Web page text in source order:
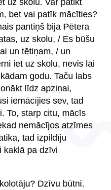
bet vai patīk mācīties?
pantiņš bija Pētera
uz skolu, / Es būšu
un tētiņam, / un
iet uz skolu, nevis lai
godu. Taču labs
līdz apziņai,
iemācījies sev, tad
To, starp citu, mācīs
nemācījos atzīmes
tad izpildīju
kaklā pa dzīvi
Dzīvu būtni,